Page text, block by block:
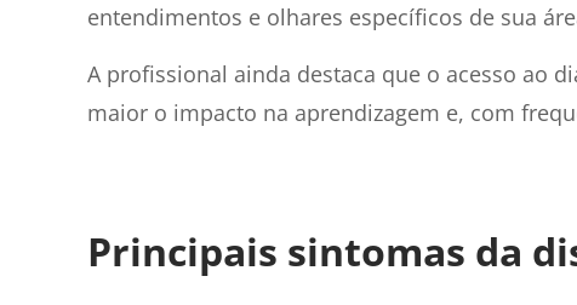
entendimentos e olhares específicos de sua
A profissional ainda destaca que o acesso ao
maior o impacto na aprendizagem e, com
Principais sintomas da